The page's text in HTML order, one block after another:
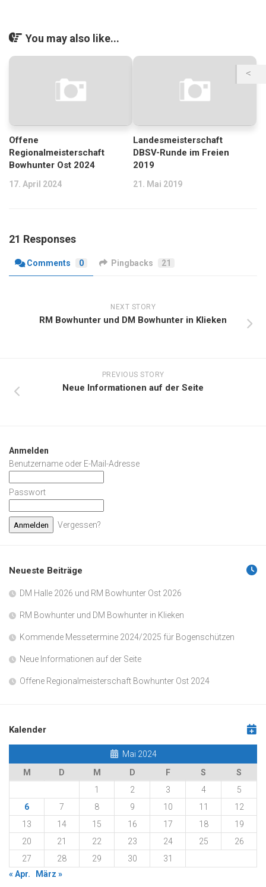
You may also like...
Offene
Regionalmeisterschaft
Bowhunter Ost 2024
17. April 2024
Landesmeisterschaft
DBSV-Runde im Freien
2019
21. Mai 2019
21 Responses
Comments 0 Pingbacks 21
NEXT STORY
RM Bowhunter und DM Bowhunter in Klieken
PREVIOUS STORY
Neue Informationen auf der Seite
Anmelden
Benutzername oder E-Mail-Adresse
Passwort
Vergessen?
Neueste Beiträge
DM Halle 2026 und RM Bowhunter Ost 2026
RM Bowhunter und DM Bowhunter in Klieken
Kommende Messetermine 2024/2025 für Bogenschützen
Neue Informationen auf der Seite
Offene Regionalmeisterschaft Bowhunter Ost 2024
Kalender
Mai 2024
M
D M D F S
S
1
2 3 4
5
6
7 8 9 10 11
12
13
14 15 16 17 18
19
20
21 22 23 24 25
26
27
28 29 30
31
« Apr.
März »